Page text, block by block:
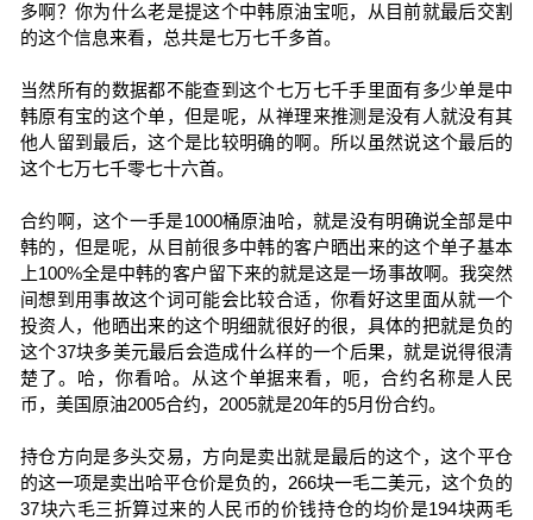
多啊？你为什么老是提这个中韩原油宝呃，从目前就最后交割
的这个信息来看，总共是七万七千多首。
当然所有的数据都不能查到这个七万七千手里面有多少单是中
韩原有宝的这个单，但是呢，从禅理来推测是没有人就没有其
他人留到最后，这个是比较明确的啊。所以虽然说这个最后的
这个七万七千零七十六首。
合约啊，这个一手是1000桶原油哈，就是没有明确说全部是中
韩的，但是呢，从目前很多中韩的客户晒出来的这个单子基本
上100%全是中韩的客户留下来的就是这是一场事故啊。我突然
间想到用事故这个词可能会比较合适，你看好这里面从就一个
投资人，他晒出来的这个明细就很好的很，具体的把就是负的
这个37块多美元最后会造成什么样的一个后果，就是说得很清
楚了。哈，你看哈。从这个单据来看，呃，合约名称是人民
币，美国原油2005合约，2005就是20年的5月份合约。
持仓方向是多头交易，方向是卖出就是最后的这个，这个平仓
的这一项是卖出哈平仓价是负的，266块一毛二美元，这个负的
37块六毛三折算过来的人民币的价钱持仓的均价是194块两毛